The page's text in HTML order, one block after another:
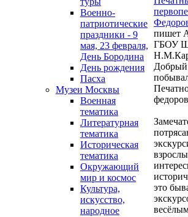
Военно-
патриотические
праздники - 9
мая, 23 февраля,
День Бородина
День рождения
Пасха
Музеи Москвы
Военная
тематика
Литературная
тематика
Историческая
тематика
Окружающий
мир и космос
Культура,
искусство,
народное
пишет
ГБОУ
Добрый
это